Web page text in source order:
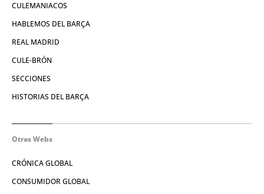
CULEMANIACOS
HABLEMOS DEL BARÇA
REAL MADRID
CULE-BRÓN
SECCIONES
HISTORIAS DEL BARÇA
Otras Webs
CRÓNICA GLOBAL
CONSUMIDOR GLOBAL